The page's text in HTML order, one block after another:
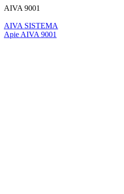
AIVA 9001
AIVA SISTEMA
Apie AIVA 9001